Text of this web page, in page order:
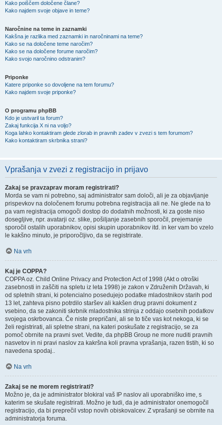
Kako poiščem določene člane?
Kako najdem svoje objave in teme?
Naročnine na teme in zaznamki
Kakšna je razlika med zaznamki in naročninami na teme?
Kako se na določene teme naročim?
Kako se na določene forume naročim?
Kako svojo naročnino odstranim?
Priponke
Katere priponke so dovoljene na tem forumu?
Kako najdem svoje priponke?
O programu phpBB
Kdo je ustvaril ta forum?
Zakaj funkcija X ni na voljo?
Koga lahko kontaktiram glede zlorab in pravnih zadev v zvezi s tem forumom?
Kako kontaktiram skrbnika strani?
Vprašanja v zvezi z registracijo in prijavo
Zakaj se pravzaprav moram registrirati?
Morda se vam ni potrebno, saj administrator sam določi, ali je za objavljanje
prispevkov na določenem forumu potrebna registracija ali ne. Ne glede na to
pa vam registracija omogoči dostop do dodatnih možnosti, ki za goste niso
dosegljive, npr. avatarji oz. slike, pošiljanje zasebnih sporočil, prejemanje
sporočil ostalih uporabnikov, opisi skupin uporabnikov itd. in ker vam bo vzelo
le kakšno minuto, je priporočljivo, da se registrirate.
Na vrh
Kaj je COPPA?
COPPA oz. Child Online Privacy and Protection Act of 1998 (Akt o otroški
zasebnosti in zaščiti na spletu iz leta 1998) je zakon v Združenih Državah, ki
od spletnih strani, ki potencialno posedujejo podatke mladostnikov starih pod
13 let, zahteva pisno potrdilo staršev ali kakšen drug pravni dokument z
vsebino, da se zakoniti skrbnik mladostnika strinja z oddajo osebnih podatkov
svojega oskrbovanca. Če niste prepričani, ali se to tiče vas kot nekoga, ki se
želi registrirati, ali spletne strani, na kateri poskušate z registracijo, se za
pomoč obrnite na pravni svet. Vedite, da phpBB Group ne more nuditi pravnih
nasvetov in ni pravi naslov za kakršna koli pravna vprašanja, razen tistih, ki so
navedena spodaj..
Na vrh
Zakaj se ne morem registrirati?
Možno je, da je administrator blokiral vaš IP naslov ali uporabniško ime, s
katerim se skušate registrirati. Možno je tudi, da je administrator onemogočil
registracijo, da bi preprečil vstop novih obiskovalcev. Z vprašanji se obrnite na
administratorja foruma.